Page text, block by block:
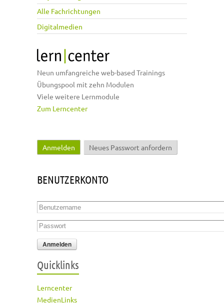
Alle Fachrichtungen
Digitalmedien
Neun umfangreiche web-based Trainings
Übungspool mit zehn Modulen
Viele weitere Lernmodule
Zum Lerncenter
Haupt-Reiter
Anmelden (aktiver Reiter)
Neues Passwort anfordern
BENUTZERKONTO
Benutzername
Passwort
Quicklinks
Lerncenter
MedienLinks